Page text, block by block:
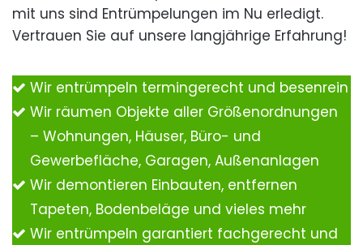
mit uns sind Entrümpelungen im Nu erledigt.
Vertrauen Sie auf unsere langjährige Erfahrung!
Wir entrümpeln termingerecht und besenrein
Wir räumen Objekte aller Größenordnungen
– Wohnungen, Häuser, Büro- und
Gewerbefläche, Garagen, Außenanlagen
Wir demontieren Einbauten, entfernen
Tapeten, Bodenbeläge und vieles mehr
Wir entrümpeln garantiert fachgerecht und